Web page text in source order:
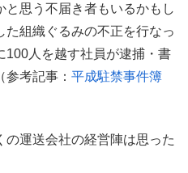
と思う不届き者もいるかもし
組織ぐるみの不正を行なっ
100人を越す社員が逮捕・書
考記事： 平成駐禁事件簿
の運送会社の経営陣は思った